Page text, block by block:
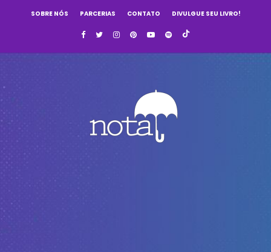
SOBRE NÓS PARCERIAS CONTATO DIVULGUE SEU LIVRO!